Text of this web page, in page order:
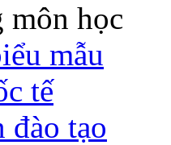
môn học
mẫu
tế
tạo